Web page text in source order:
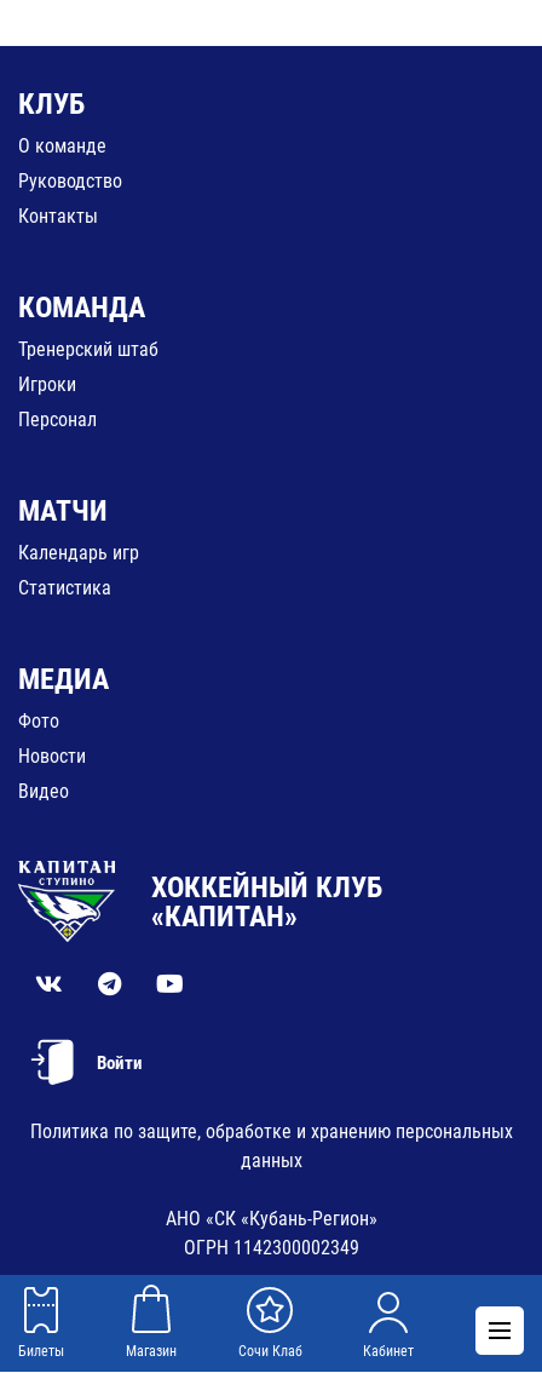
Билеты Магазин Сочи Клаб Кабинет
КЛУБ
О команде
Руководство
Контакты
КОМАНДА
Тренерский штаб
Игроки
Персонал
МАТЧИ
Календарь игр
Статистика
МЕДИА
Фото
Новости
Видео
ХОККЕЙНЫЙ КЛУБ
«КАПИТАН»
Войти
Политика по защите, обработке и хранению персональных
данных
АНО «СК «Кубань-Регион»
ОГРН 1142300002349